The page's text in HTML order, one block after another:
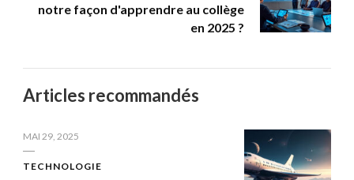
notre façon d'apprendre au collège
en 2025 ?
Articles recommandés
MAI 29, 2025
TECHNOLOGIE